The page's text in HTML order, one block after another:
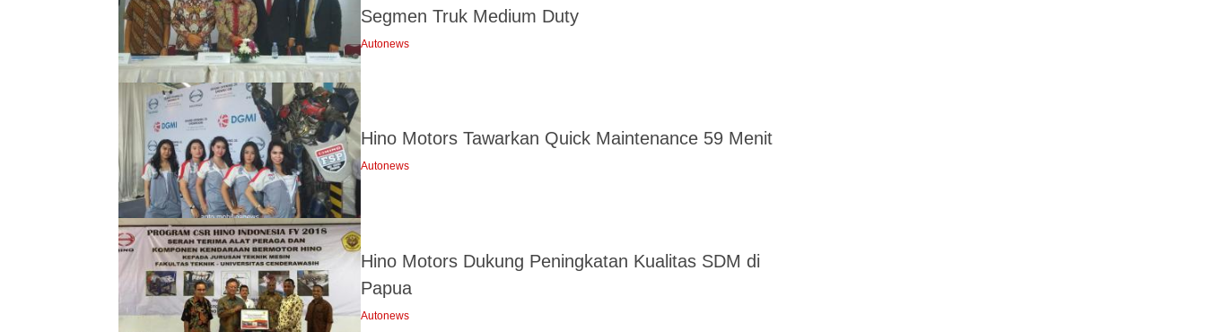
Segmen Truk Medium Duty
Autonews
Hino Motors Tawarkan Quick Maintenance 59 Menit
Autonews
Hino Motors Dukung Peningkatan Kualitas SDM di
Papua
Autonews